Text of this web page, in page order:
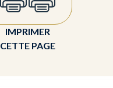
IMPRIMER
CETTE PAGE